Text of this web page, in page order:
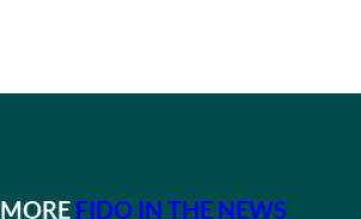
MORE FIDO IN THE NEWS